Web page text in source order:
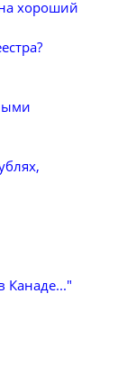
хороший
Канаде..."